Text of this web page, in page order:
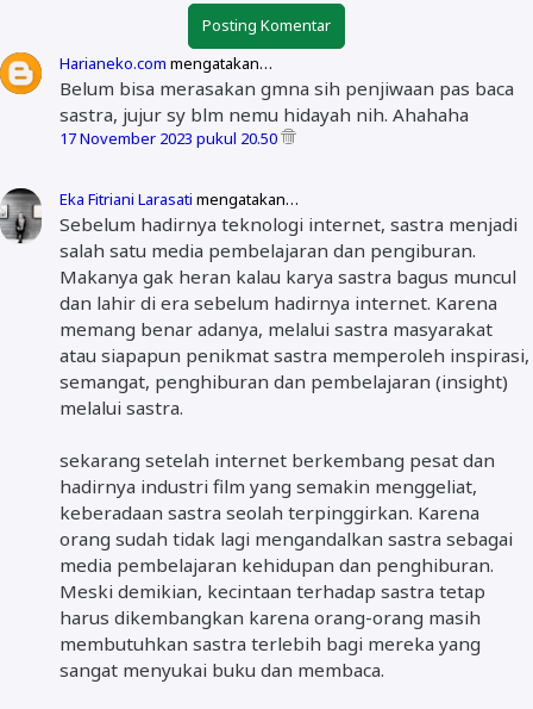
Posting Komentar
Harianeko.com mengatakan…
Belum bisa merasakan gmna sih penjiwaan pas baca
sastra, jujur sy blm nemu hidayah nih. Ahahaha
17 November 2023 pukul 20.50
Eka Fitriani Larasati mengatakan…
Sebelum hadirnya teknologi internet, sastra menjadi
salah satu media pembelajaran dan pengiburan.
Makanya gak heran kalau karya sastra bagus muncul
dan lahir di era sebelum hadirnya internet. Karena
memang benar adanya, melalui sastra masyarakat
atau siapapun penikmat sastra memperoleh inspirasi,
semangat, penghiburan dan pembelajaran (insight)
melalui sastra.
sekarang setelah internet berkembang pesat dan
hadirnya industri film yang semakin menggeliat,
keberadaan sastra seolah terpinggirkan. Karena
orang sudah tidak lagi mengandalkan sastra sebagai
media pembelajaran kehidupan dan penghiburan.
Meski demikian, kecintaan terhadap sastra tetap
harus dikembangkan karena orang-orang masih
membutuhkan sastra terlebih bagi mereka yang
sangat menyukai buku dan membaca.